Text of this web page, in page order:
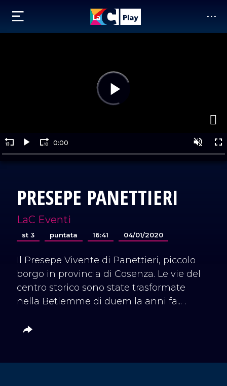
PRESEPE PANETTIERI
LaC Eventi
st 3 puntata 16:41 04/01/2020
Il Presepe Vivente di Panettieri, piccolo
borgo in provincia di Cosenza. Le vie del
centro storico sono state trasformate
nella Betlemme di duemila anni fa... .